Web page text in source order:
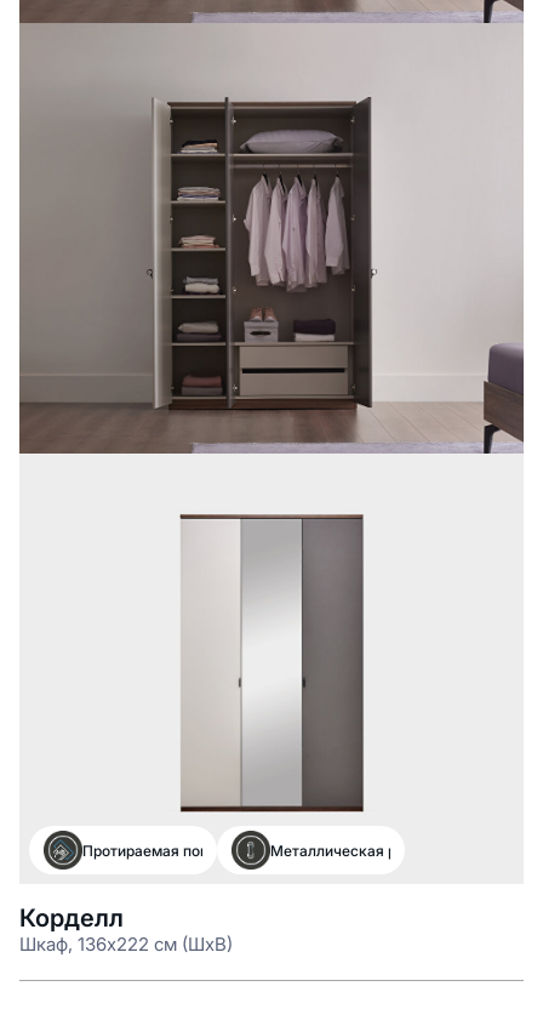
Протираемая поверхностьМеталлическая ручка
Корделл
Шкаф, 136x222 см (ШxВ)